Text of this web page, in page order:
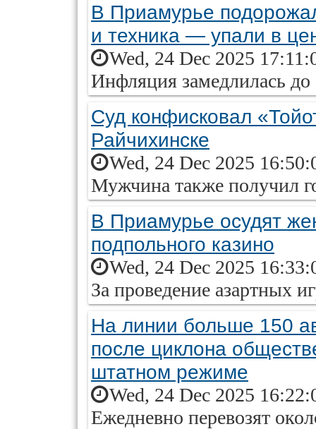
В Приамурье
и техника — упали в
Wed, 24 Dec 2025
Инфляция замедлилась
Суд конфисковал
Райчихинске
Wed, 24 Dec 2025
Мужчина также получил
В Приамурье осудят
подпольного казино
Wed, 24 Dec 2025
За проведение азартных
На линии больше 150
после циклона
штатном режиме
Wed, 24 Dec 2025
Ежедневно перевозят